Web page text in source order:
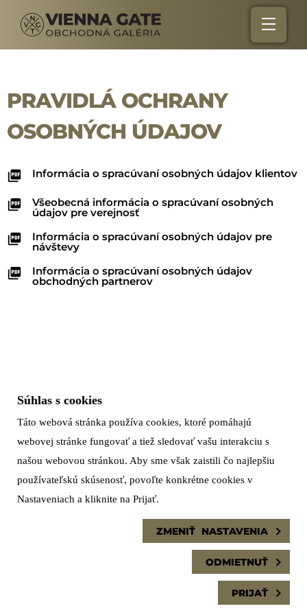
PRAVIDLÁ OCHRANY
OSOBNÝCH ÚDAJOV
Informácia o spracúvaní osobných údajov klientov
Všeobecná informácia o spracúvaní osobných
údajov pre verejnosť
Informácia o spracúvaní osobných údajov pre
návštevy
Informácia o spracúvaní osobných údajov
obchodných partnerov
Súhlas s cookies
Táto webová stránka používa cookies, ktoré pomáhajú
webovej stránke fungovať a tiež sledovať vašu interakciu s
našou webovou stránkou. Aby sme však zaistili čo najlepšiu
používateľskú skúsenosť, povoľte konkrétne cookies v
Nastaveniach a kliknite na Prijať.
ZMENIŤ NASTAVENIA
ODMIETNUŤ
PRIJAŤ
Cookies